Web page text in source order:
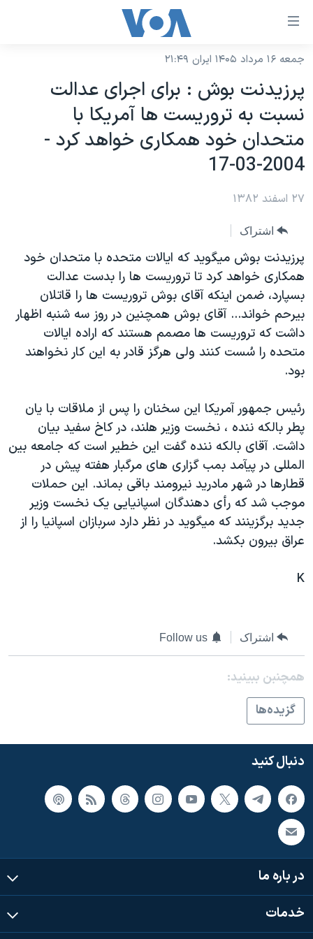
لینکهای
دسترسی
جهش
به
محتوای
اصلی
جهش
صفحه
جهش
به
جستجو
نسخه سبک وب‌سایت
موضوع ها
جهان
ورزشی
ویژه برنامه‌ها
ویدیوها
فرهنگ و زندگی
حقوق شهروندی
اقتصادی
علم و فناوری
اسرائیل در جنگ
گالری عکس
آرشیو پخش زنده
برنامه های تلویزیونی
جدول برنامه ها
صفحه‌های ویژه
جام جهانی ۲۰۲۶
عملیات خشم حماسی
۲۵۰سالگی آمریکا
بایگانی برنامه‌های تلویزیونی
مستندها
انتخابات ریاست جمهوری آمریکا ۲۰۲۴
حمله جمهوری اسلامی به اسرائیل
ورزش زنان در ایران
اعتراضات زن، زندگی، آزادی
مجموعه مستندهای دادخواهی
تریبونال مردمی آبان ۹۸
دادگاه حمید نوری
نرگس محمدی برنده جایزه نوبل صلح
همایش محافظه‌کاران آمریکا «سی‌پک»
صفحه‌های ویژه
فرکانس‌های صدای آمریکا
پخش رادیویی
یادگیری زبان انگلیسی
دنبال کنید
زبانهای مختلف
جمعه ۱۶ مرداد ۱۴۰۵ ایران ۲۱:۴۹
پرزيدنت بوش : برای اجرای عدالت
نسبت به تروريست ها آمريکا با
متحدان خود همکاری خواهد کرد -
2004-03-17
۲۷ اسفند ۱۳۸۲
اشتراک
پرزيدنت بوش ميگويد که ايالات متحده با متحدان خود
همکاری خواهد کرد تا تروريست ها را بدست عدالت
بسپارد، ضمن اينکه آقای بوش تروريست ها را قاتلان
بيرحم خواند... آقای بوش همچنين در روز سه شنبه اظهار
داشت که تروريست ها مصمم هستند که اراده ايالات
متحده را سُست کنند ولی هرگز قادر به اين کار نخواهند
بود.
رئيس جمهور آمريکا اين سخنان را پس از ملاقات با يان
پطر بالکه ننده ، نخست وزير هلند، در کاخ سفيد بيان
داشت. آقای بالکه ننده گفت اين خطير است که جامعه بين
المللی در پيآمد بمب گزاری های مرگبار هفته پيش در
قطارها در شهر مادريد نيرومند باقی بماند. اين حملات
موجب شد که رأی دهندگان اسپانيايی يک نخست وزير
جديد برگزينند که ميگويد در نظر دارد سربازان اسپانيا را از
عراق بيرون بکشد.
K
اشتراک Follow us
همچنبن ببینید:
گزيده‌ها
دنبال کنید
در باره ما
خدمات